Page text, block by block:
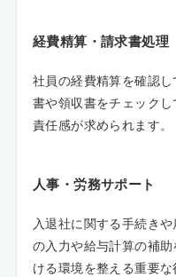
経費精算・請求書処理
社員の経費精算を確認
書や領収書をチェック
責任感が求められます。
人事・労務サポート
入退社に関する手続き
の入力や給与計算の補
ける環境を整える重要な